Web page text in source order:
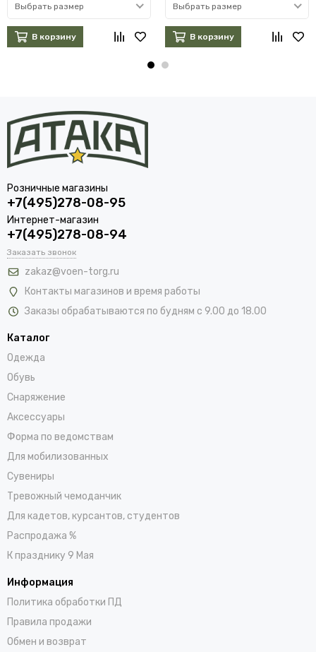
Выбрать размер
В корзину
Выбрать размер
В корзину
Розничные магазины
+7(495)278-08-95
Интернет-магазин
+7(495)278-08-94
Заказать звонок
zakaz@voen-torg.ru
Контакты магазинов и время работы
Заказы обрабатываются по будням с 9.00 до 18.00
Каталог
Одежда
Обувь
Снаряжение
Аксессуары
Форма по ведомствам
Для мобилизованных
Сувениры
Тревожный чемоданчик
Для кадетов, курсантов, студентов
Распродажа %
К празднику 9 Мая
Информация
Политика обработки ПД
Правила продажи
Обмен и возврат